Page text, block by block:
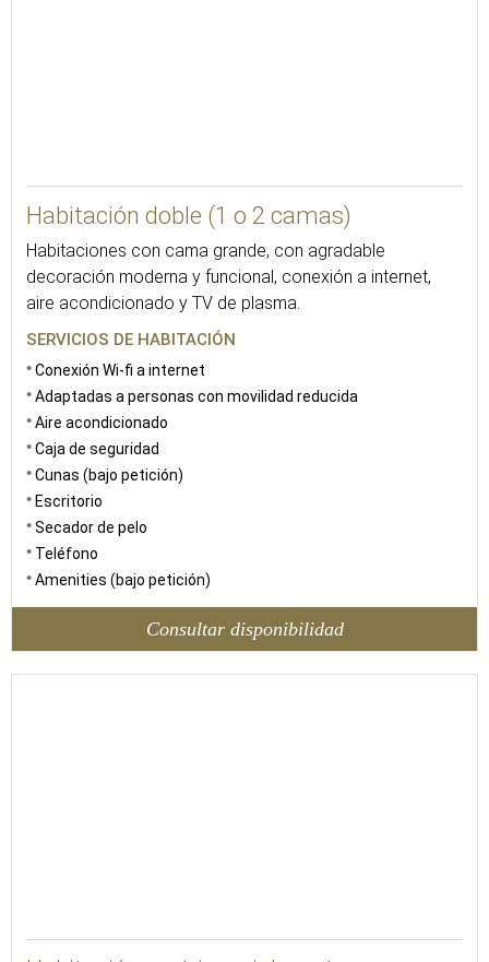
Habitación doble (1 o 2 camas)
Habitaciones con cama grande, con agradable
decoración moderna y funcional, conexión a internet,
aire acondicionado y TV de plasma.
SERVICIOS DE HABITACIÓN
Conexión Wi-fi a internet
Adaptadas a personas con movilidad reducida
Aire acondicionado
Caja de seguridad
Cunas (bajo petición)
Escritorio
Secador de pelo
Teléfono
Amenities (bajo petición)
Consultar disponibilidad